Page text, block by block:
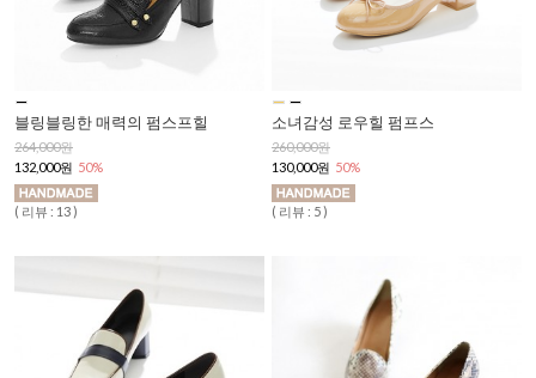
블링블링한 매력의 펌스프힐
264,000원
132,000원 50%
( 리뷰 : 13 )
소녀감성 로우힐 펌프스
260,000원
130,000원 50%
( 리뷰 : 5 )